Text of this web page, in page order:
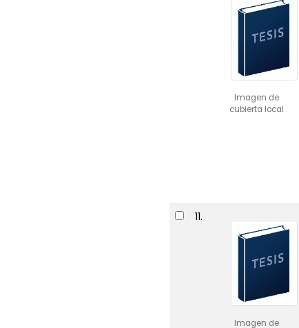
Imagen de
cubierta local
11.
Imagen de